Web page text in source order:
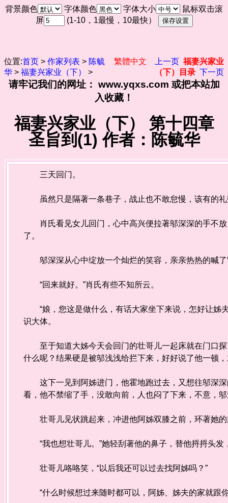
背景颜色 字体颜色 字体大小
鼠标双击滚
屏
(1-10，1最慢，10最快）
位置:首页 > 作家列表 > 陈毓
华 > 福妻兴家业（下） >
繁體中文 上一页 福妻兴家业
（下）目录 下一页
请牢记我们的网址： www.yqxs.com 或把本站加
入收藏！
福妻兴家业（下） 第十四章
圣旨到(1) 作者：陈毓华
三天回门。
虽然只是隔著一条巷子，战止也不敢怠慢，该有的礼
肖氏看见女儿回门，心中高兴便拉著邬深深的手不放
了。
邬深深从心中绽放一个灿烂的笑容，亲亲热热的喊了
“回来就好。”肖氏有些不知所云。
“娘，您这是做什么，有话大家坐下来说，怎好让姊
识大体。
至于知道大姊今天会回门的壮哥儿一起床就在门口探
什么呢？结果硬是被邬浅浅给拦下来，好好说了他一顿
这下一见到阿姊进门，他霍地跑过去，又想往邬深深
看，他不禁缩了手，没敢向前，人也闷了下来，不意，
壮哥儿见状跳起来，冲进他阿姊双膝之前，环著她的
“我也想壮哥儿。”她轻刮著他的鼻子，替他捋捋头发
壮哥儿咯咯笑，“以后我还可以过去找阿姊吗？”
“什么时候想过来随时都可以，阿姊、姊夫的家就跟